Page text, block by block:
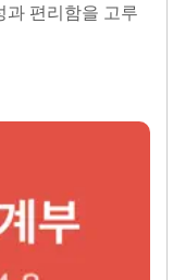
과 편리함을 고루